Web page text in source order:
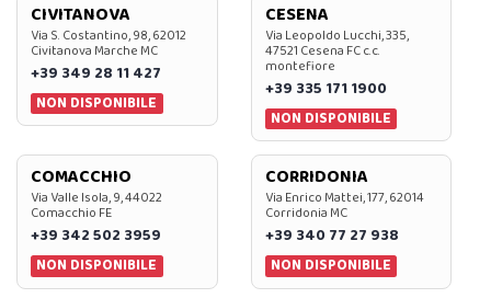
CIVITANOVA
Via S. Costantino, 98, 62012
Civitanova Marche MC
+39 349 28 11 427
NON DISPONIBILE
CESENA
Via Leopoldo Lucchi, 335,
47521 Cesena FC c.c.
montefiore
+39 335 171 1900
NON DISPONIBILE
COMACCHIO
Via Valle Isola, 9, 44022
Comacchio FE
+39 342 502 3959
NON DISPONIBILE
CORRIDONIA
Via Enrico Mattei, 177, 62014
Corridonia MC
+39 340 77 27 938
NON DISPONIBILE